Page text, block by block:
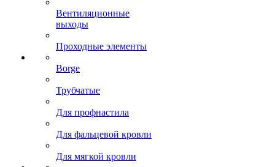
Вентиляционные
выходы
Проходные элементы
Borge
Трубчатые
Для профнастила
Для фальцевой кровли
Для мягкой кровли